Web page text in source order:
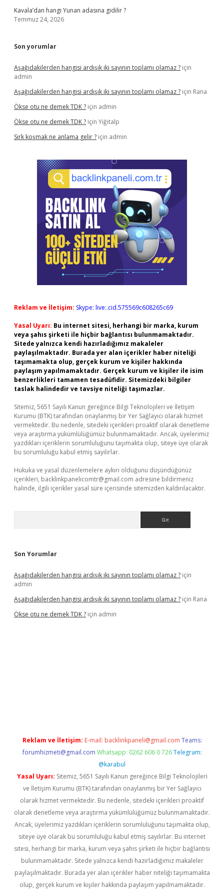
Kavala’dan hangi Yunan adasına gidilir ?
Temmuz 24, 2026
Son yorumlar
Aşağıdakilerden hangisi ardışık iki sayının toplamı olamaz ? için
admin
Aşağıdakilerden hangisi ardışık iki sayının toplamı olamaz ? için Rana
Ökse otu ne demek TDK ? için admin
Ökse otu ne demek TDK ? için Yiğitalp
Sirk koşmak ne anlama gelir ? için admin
Reklam ve İletişim: Skype: live:.cid.575569c608265c69
Yasal Uyarı: Bu internet sitesi, herhangi bir marka, kurum
veya şahıs şirketi ile hiçbir bağlantısı bulunmamaktadır.
Sitede yalnızca kendi hazırladığımız makaleler
paylaşılmaktadır. Burada yer alan içerikler haber niteliği
taşımamakta olup, gerçek kurum ve kişiler hakkında
paylaşım yapılmamaktadır. Gerçek kurum ve kişiler ile isim
benzerlikleri tamamen tesadüfidir. Sitemizdeki bilgiler
taslak halindedir ve tavsiye niteliği taşımazlar.
Sitemiz, 5651 Sayılı Kanun gereğince Bilgi Teknolojileri ve İletişim
Kurumu (BTK) tarafından onaylanmış bir Yer Sağlayıcı olarak hizmet
vermektedir. Bu nedenle, sitedeki içerikleri proaktif olarak denetleme
veya araştırma yükümlülüğümüz bulunmamaktadır. Ancak, üyelerimiz
yazdıkları içeriklerin sorumluluğunu taşımakta olup, siteye üye olarak
bu sorumluluğu kabul etmiş sayılırlar.
Hukuka ve yasal düzenlemelere aykırı olduğunu düşündüğünüz
içerikleri, backlinkpanelicomtr@gmail.com adresine bildirmeniz
halinde, ilgili içerikler yasal süre içerisinde sitemizden kaldırılacaktır.
Son Yorumlar
Aşağıdakilerden hangisi ardışık iki sayının toplamı olamaz ? için
admin
Aşağıdakilerden hangisi ardışık iki sayının toplamı olamaz ? için Rana
Ökse otu ne demek TDK ? için admin
Reklam ve İletişim: E-mail: backlinkpaneli@gmail.com Teams:
forumhizmeti@gmail.com Whatsapp: 0262 606 0 726 Telegram:
@karabul
Yasal Uyarı: Sitemiz, 5651 Sayılı Kanun gereğince Bilgi Teknolojileri
ve İletişim Kurumu (BTK) tarafından onaylanmış bir Yer Sağlayıcı
olarak hizmet vermektedir. Bu nedenle, sitedeki içerikleri proaktif
olarak denetleme veya araştırma yükümlülüğümüz bulunmamaktadır.
Ancak, üyelerimiz yazdıkları içeriklerin sorumluluğunu taşımakta olup,
siteye üye olarak bu sorumluluğu kabul etmiş sayılırlar. Bu internet
sitesi, herhangi bir marka, kurum veya şahıs şirketi ile hiçbir bağlantısı
bulunmamaktadır. Sitede yalnızca kendi hazırladığımız makaleler
paylaşılmaktadır. Burada yer alan içerikler haber niteliği taşımamakta
olup, gerçek kurum ve kişiler hakkında paylaşım yapılmamaktadır.